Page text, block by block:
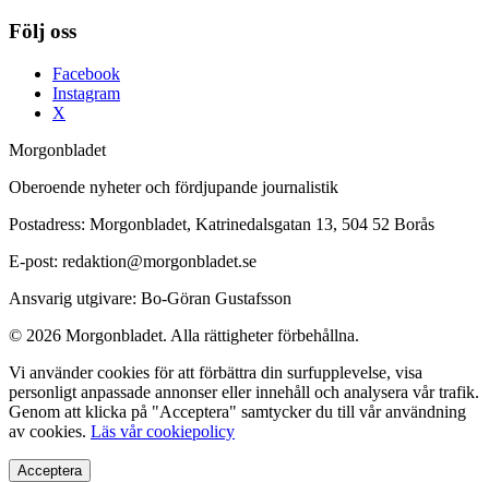
Följ oss
Facebook
Instagram
X
Morgonbladet
Oberoende nyheter och fördjupande journalistik
Postadress: Morgonbladet, Katrinedalsgatan 13, 504 52 Borås
E-post: redaktion@morgonbladet.se
Ansvarig utgivare: Bo-Göran Gustafsson
© 2026 Morgonbladet. Alla rättigheter förbehållna.
Vi använder cookies för att förbättra din surfupplevelse, visa
personligt anpassade annonser eller innehåll och analysera vår trafik.
Genom att klicka på "Acceptera" samtycker du till vår användning
av cookies. Läs vår cookiepolicy
Acceptera